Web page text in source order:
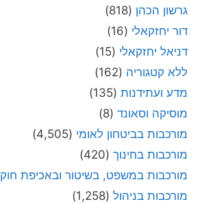
גרשון הכהן (818)
דור יחזקאלי (16)
דניאל יחזקאלי (15)
ללא קטגוריה (162)
מדע ועתידנות (135)
מוסיקה וסאונד (8)
מורכבות בביטחון לאומי (4,505)
מורכבות בחינוך (420)
מורכבות במשפט, בשיטור ובאכיפת חוק
מורכבות בניהול (1,258)